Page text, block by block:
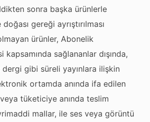
sonra başka ürünlerle
gereği ayrıştırılması
ürünler, Abonelik
kapsamında sağlananlar dışında,
gibi süreli yayınlara ilişkin
ortamda anında ifa edilen
tüketiciye anında teslim
mallar, ile ses veya görüntü